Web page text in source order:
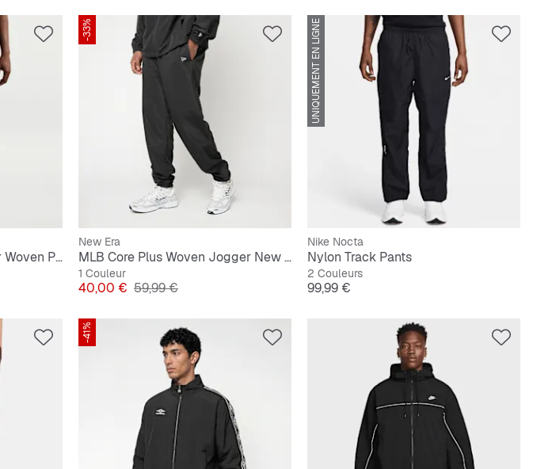
FFF Energy Dri-FIT Soccer Woven Pants
-33%
New Era
MLB Core Plus Woven Jogger New York Yankees
1 Couleur
Prix
40,00 € Prix original
59,99 €
UNIQUEMENT EN LIGNE
Nike Nocta
Nylon Track Pants
2 Couleurs
Prix
99,99 €
-41%